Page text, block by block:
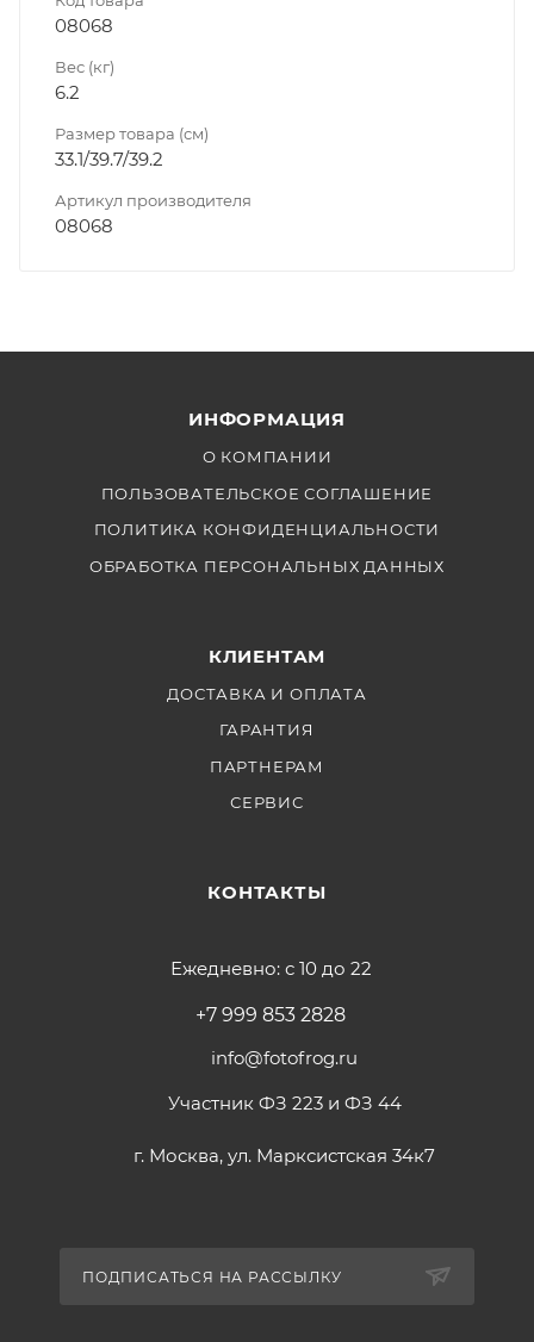
08068
Вес (кг)
6.2
Размер товара (см)
33.1/39.7/39.2
Артикул производителя
08068
ИНФОРМАЦИЯ
О КОМПАНИИ
ПОЛЬЗОВАТЕЛЬСКОЕ СОГЛАШЕНИЕ
ПОЛИТИКА КОНФИДЕНЦИАЛЬНОСТИ
ОБРАБОТКА ПЕРСОНАЛЬНЫХ ДАННЫХ
КЛИЕНТАМ
ДОСТАВКА И ОПЛАТА
ГАРАНТИЯ
ПАРТНЕРАМ
СЕРВИС
КОНТАКТЫ
Ежедневно: с 10 до 22
+7 999 853 2828
info@fotofrog.ru
Участник ФЗ 223 и ФЗ 44
г. Москва, ул. Марксистская 34к7
ПОДПИСАТЬСЯ НА РАССЫЛКУ